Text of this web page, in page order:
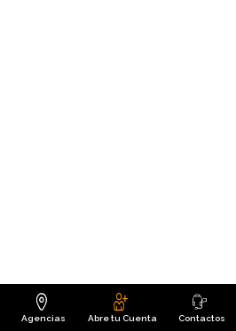
Agencias Abre tu Cuenta Contactos